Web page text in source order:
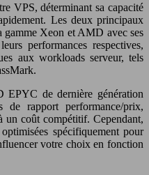
VPS, déterminant sa capacité
Les deux principaux
gamme Xeon et AMD avec ses
performances respectives,
aux workloads serveur, tels
EPYC de dernière génération
de rapport performance/prix,
coût compétitif. Cependant,
spécifiquement pour
votre choix en fonction